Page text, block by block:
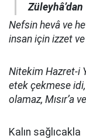
Züleyhâ’dan
Nefsin hevâ ve
insan için izzet
Nitekim Hazret-i
etek çekmese
olamaz, Mısır’a
Kalın sağlıcakla